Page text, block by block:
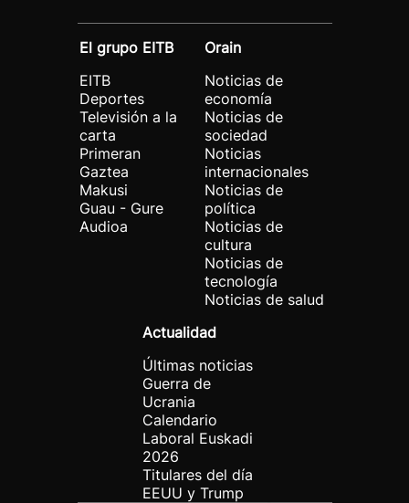
El grupo EITB
EITB
Deportes
Televisión a la
carta
Primeran
Gaztea
Makusi
Guau - Gure
Audioa
Orain
Noticias de
economía
Noticias de
sociedad
Noticias
internacionales
Noticias de
política
Noticias de
cultura
Noticias de
tecnología
Noticias de salud
Actualidad
Últimas noticias
Guerra de
Ucrania
Calendario
Laboral Euskadi
2026
Titulares del día
EEUU y Trump